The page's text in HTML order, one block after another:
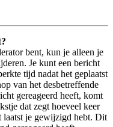
bent, kun je alleen je
Je kunt een bericht
tijd nadat het geplaatst
van het desbetreffende
gereageerd heeft, komt
dat zegt hoeveel keer
laatst je gewijzigd hebt. Dit